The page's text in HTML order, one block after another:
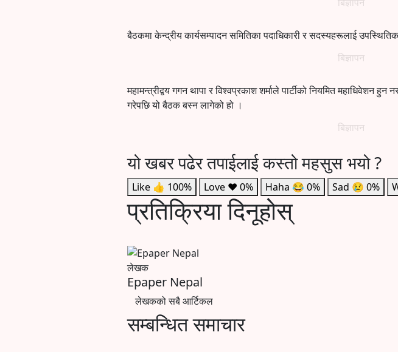
बैठकमा केन्द्रीय कार्यसम्पादन समितिका पदाधिकारी र सदस्यहरूलाई
बिज्ञापन
महामन्त्रीद्वय गगन थापा र विश्वप्रकाश शर्माले पार्टीको नियमित महाधिवेशन हुन
गरेपछि यो बैठक बस्न लागेको हो ।
बिज्ञापन
यो खबर पढेर तपाईलाई कस्तो महसुस भयो ?
Like 👍 100% Love ❤️ 0% Haha 😂0% Sad 😢 0%
प्रतिक्रिया दिनूहोस्
लेखक
Epaper Nepal
लेखकको सबै आर्टिकल
सम्बन्धित समाचार